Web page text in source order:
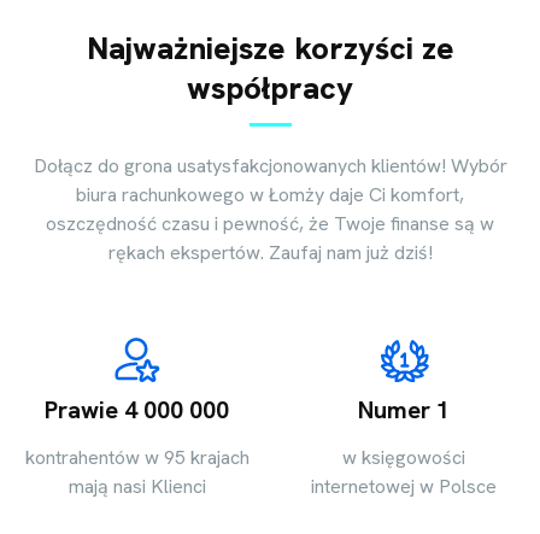
Najważniejsze korzyści ze
współpracy
Dołącz do grona usatysfakcjonowanych klientów! Wybór
biura rachunkowego w Łomży daje Ci komfort,
oszczędność czasu i pewność, że Twoje finanse są w
rękach ekspertów. Zaufaj nam już dziś!
Prawie 4 000 000
kontrahentów w 95 krajach
mają nasi Klienci
Numer 1
w księgowości
internetowej w Polsce